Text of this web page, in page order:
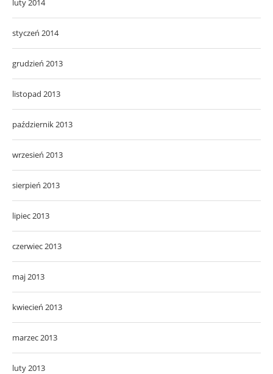
luty 2014
styczeń 2014
grudzień 2013
listopad 2013
październik 2013
wrzesień 2013
sierpień 2013
lipiec 2013
czerwiec 2013
maj 2013
kwiecień 2013
marzec 2013
luty 2013